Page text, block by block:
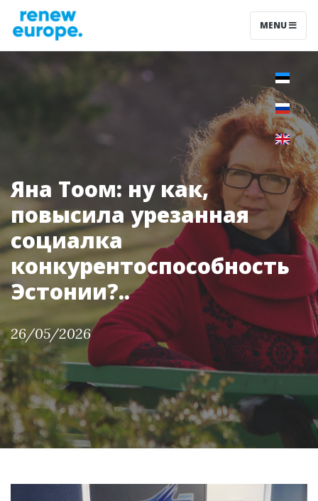
MENU
Яна Тоом: ну как,
повысила урезанная
социалка
конкурентоспособность
Эстонии?..
26/05/2026